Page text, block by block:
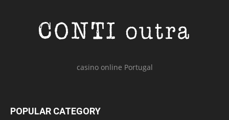
casino online Portugal
POPULAR CATEGORY